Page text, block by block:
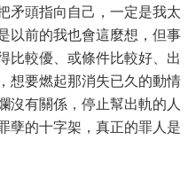
矛頭指向自己，一定是我太
以前的我也會這麼想，但事
比較優、或條件比較好、出
想要燃起那消失已久的動情
沒有關係，停止幫出軌的人
孽的十字架，真正的罪人是